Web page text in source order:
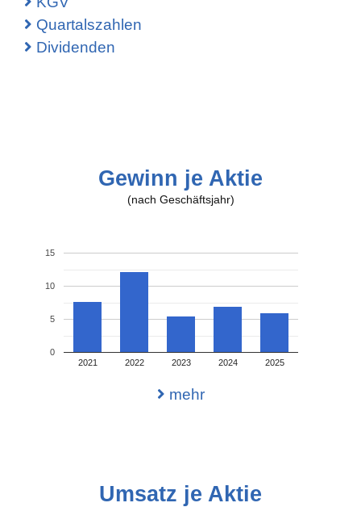
Quartalszahlen
Dividenden
Gewinn je Aktie
(nach Geschäftsjahr)
2021 2022 2023 2024 2025
0
5
10
15
mehr
Umsatz je Aktie